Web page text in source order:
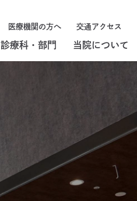
医療機関の方へ 交通アクセス
診療科・部門 当院について